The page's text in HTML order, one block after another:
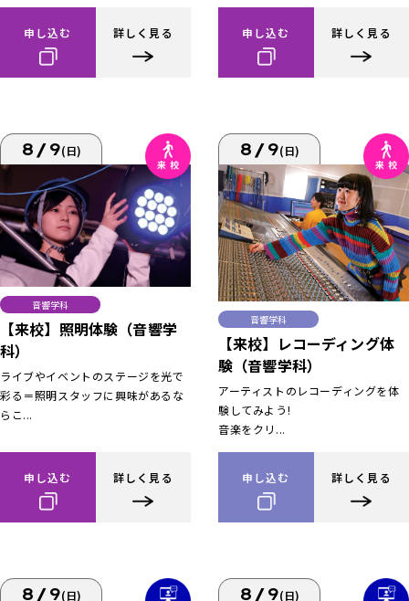
申し込む 詳しく見る 申し込む 詳しく見る
8/9(日)
音響学科
【来校】照明体験（音響学
科）
ライブやイベントのステージを光で
彩る＝照明スタッフに興味があるな
らこ...
申し込む 詳しく見る
8/9(日)
音響学科
【来校】レコーディング体
験（音響学科）
アーティストのレコーディングを体
験してみよう!
音楽をクリ...
申し込む 詳しく見る
8/9(日) 8/9(日)